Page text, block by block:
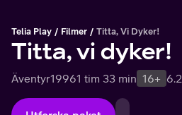
Telia Play Filmer Titta, Vi Dyker!
Titta, vi dyker!
Äventyr19961 tim 33 min 16+ 6.2